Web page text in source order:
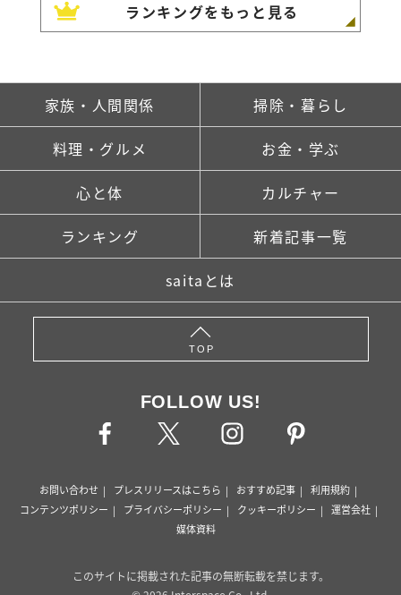
ランキングをもっと見る
家族・人間関係 掃除・暮らし
料理・グルメ お金・学ぶ
心と体 カルチャー
ランキング 新着記事一覧
saitaとは
TOP
FOLLOW US!
お問い合わせ プレスリリースはこちら おすすめ記事
利用規約
コンテンツポリシー
プライバシーポリシー クッキーポリシー
運営会社
媒体資料
このサイトに掲載された記事の無断転載を禁じます。